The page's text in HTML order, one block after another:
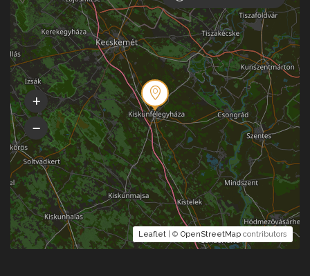
Leaflet | © OpenStreetMap contributors